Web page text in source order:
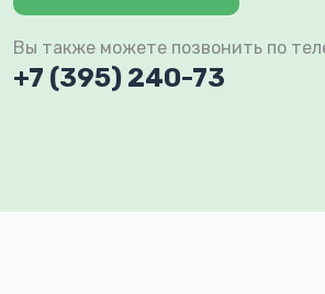
Вы также можете позвонить по
+7 (395) 240-73